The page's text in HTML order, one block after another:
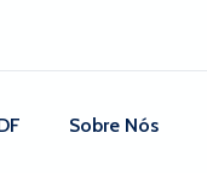
Sobre Nós